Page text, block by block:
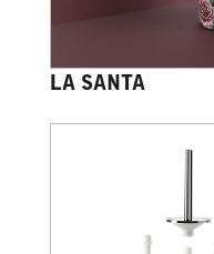
LA SANTA